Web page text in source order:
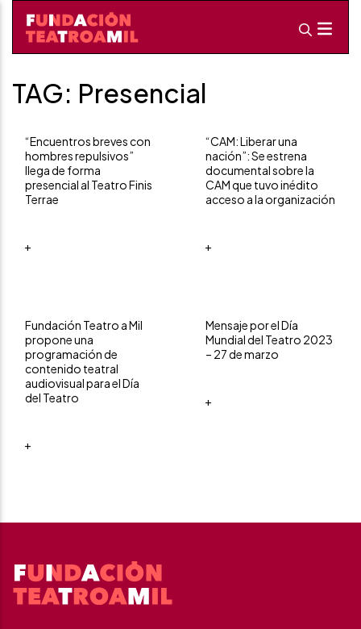
TAG: Presencial
“Encuentros breves con
hombres repulsivos”
llega de forma
presencial al Teatro Finis
Terrae
+
“CAM: Liberar una
nación”: Se estrena
documental sobre la
CAM que tuvo inédito
acceso a la organización
+
Fundación Teatro a Mil
propone una
programación de
contenido teatral
audiovisual para el Día
del Teatro
+
Mensaje por el Día
Mundial del Teatro 2023
– 27 de marzo
+